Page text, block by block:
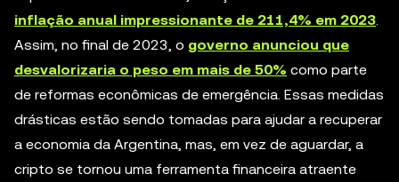
inflação anual impressionante de 211,4% em 2023.
Assim, no final de 2023, o governo anunciou que
desvalorizaria o peso em mais de 50% como parte
de reformas econômicas de emergência. Essas medidas
drásticas estão sendo tomadas para ajudar a recuperar
a economia da Argentina, mas, em vez de aguardar, a
cripto se tornou uma ferramenta financeira atraente